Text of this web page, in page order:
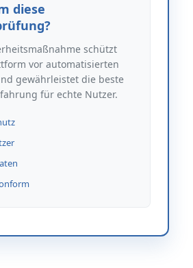
diese
schützt
vor automatisierten
gewährleistet die beste
für echte Nutzer.